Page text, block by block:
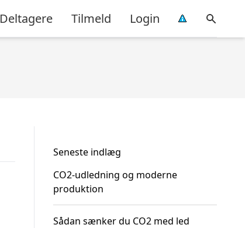
Deltagere Tilmeld Login
Seneste indlæg
CO2-udledning og moderne
produktion
Sådan sænker du CO2 med led